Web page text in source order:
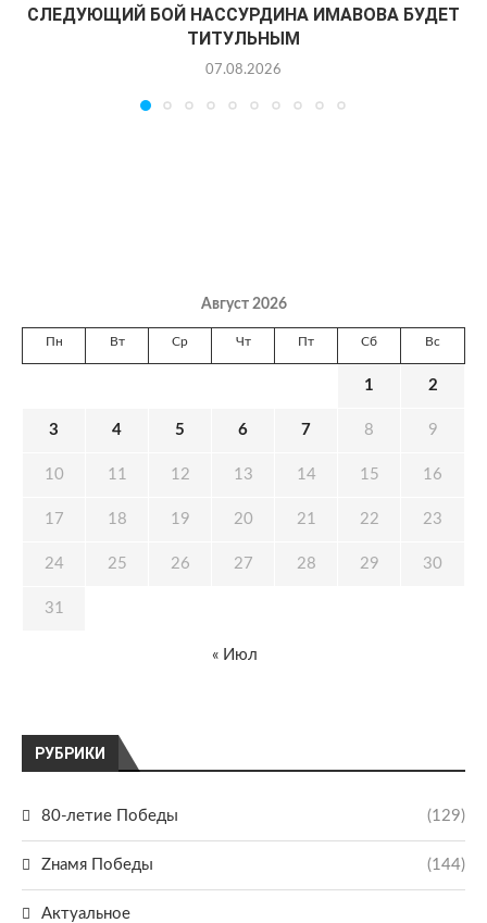
СЛЕДУЮЩИЙ БОЙ НАССУРДИНА ИМАВОВА БУДЕТ
ТИТУЛЬНЫМ
07.08.2026
РУБРИКИ
80-летие Победы (129)
Zнамя Победы (144)
Актуальное
Август 2026
Пн Вт Ср Чт Пт Сб Вс
1 2
3 4 5 6 7 8 9
10 11 12 13 14 15 16
17 18 19 20 21 22 23
24 25 26 27 28 29 30
31
« Июл